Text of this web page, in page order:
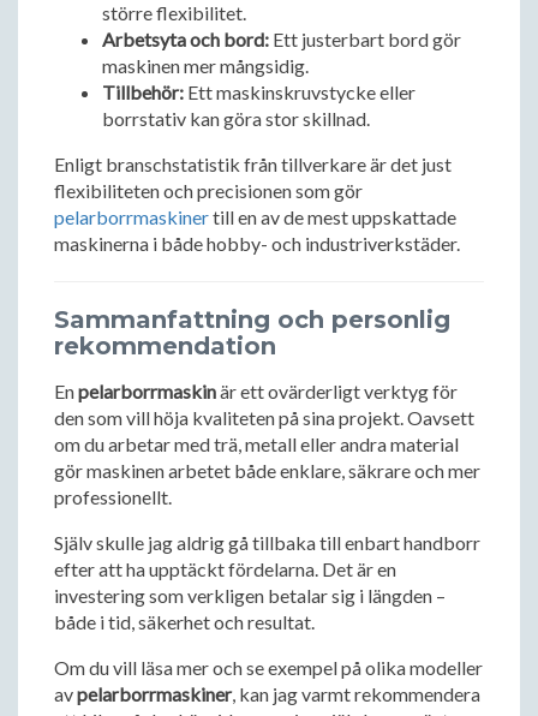
större flexibilitet.
Arbetsyta och bord: Ett justerbart bord gör
maskinen mer mångsidig.
Tillbehör: Ett maskinskruvstycke eller
borrstativ kan göra stor skillnad.
Enligt branschstatistik från tillverkare är det just
flexibiliteten och precisionen som gör
pelarborrmaskinertill en av de mest uppskattade
maskinerna i både hobby- och industriverkstäder.
Sammanfattning och personlig
rekommendation
Enpelarborrmaskinär ett ovärderligt verktyg för
den som vill höja kvaliteten på sina projekt. Oavsett
om du arbetar med trä, metall eller andra material
gör maskinen arbetet både enklare, säkrare och mer
professionellt.
Själv skulle jag aldrig gå tillbaka till enbart handborr
efter att ha upptäckt fördelarna. Det är en
investering som verkligen betalar sig i längden –
både i tid, säkerhet och resultat.
Om du vill läsa mer och se exempel på olika modeller
avpelarborrmaskiner, kan jag varmt rekommendera